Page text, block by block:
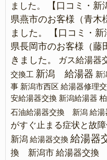
ました。
【口コミ・
県燕市のお客様（青木
ました。
【口コミ・
県長岡市のお客様（藤
きました。
ガス給湯器
交換工 新潟 給湯器 新
事 新潟市西区 給湯器修理
安給湯器交換 新潟給湯器
石油給湯器交換 新潟 給湯
がすぐ止まる症状と故
新潟 給湯器交換 給湯器
換 新潟市 給湯器交換